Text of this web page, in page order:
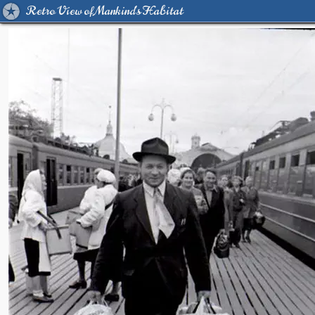
Retro View of Mankind's Habitat